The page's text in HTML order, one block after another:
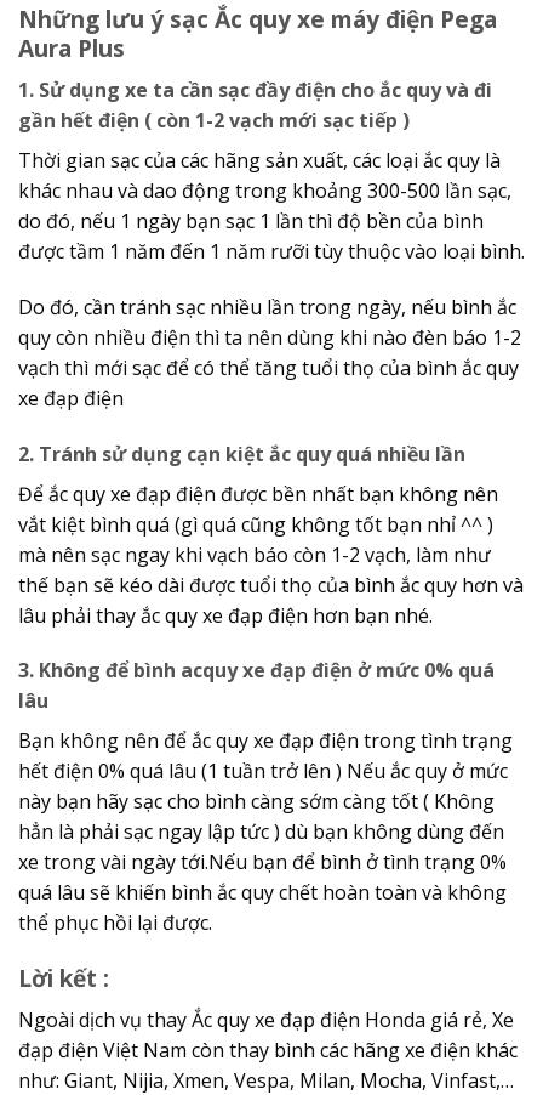
Những lưu ý sạc Ắc quy xe máy điện Pega
Aura Plus
1. Sử dụng xe ta cần sạc đầy điện cho ắc quy và đi
gần hết điện ( còn 1-2 vạch mới sạc tiếp )
Thời gian sạc của các hãng sản xuất, các loại ắc quy là
khác nhau và dao động trong khoảng 300-500 lần sạc,
do đó, nếu 1 ngày bạn sạc 1 lần thì độ bền của bình
được tầm 1 năm đến 1 năm rưỡi tùy thuộc vào loại bình.
Do đó, cần tránh sạc nhiều lần trong ngày, nếu bình ắc
quy còn nhiều điện thì ta nên dùng khi nào đèn báo 1-2
vạch thì mới sạc để có thể tăng tuổi thọ của bình ắc quy
xe đạp điện
2. Tránh sử dụng cạn kiệt ắc quy quá nhiều lần
Để ắc quy xe đạp điện được bền nhất bạn không nên
vắt kiệt bình quá (gì quá cũng không tốt bạn nhỉ ^^ )
mà nên sạc ngay khi vạch báo còn 1-2 vạch, làm như
thế bạn sẽ kéo dài được tuổi thọ của bình ắc quy hơn và
lâu phải thay ắc quy xe đạp điện hơn bạn nhé.
3. Không để bình acquy xe đạp điện ở mức 0% quá
lâu
Bạn không nên để ắc quy xe đạp điện trong tình trạng
hết điện 0% quá lâu (1 tuần trở lên ) Nếu ắc quy ở mức
này bạn hãy sạc cho bình càng sớm càng tốt ( Không
hẳn là phải sạc ngay lập tức ) dù bạn không dùng đến
xe trong vài ngày tới.Nếu bạn để bình ở tình trạng 0%
quá lâu sẽ khiến bình ắc quy chết hoàn toàn và không
thể phục hồi lại được.
Lời kết :
Ngoài dịch vụ thay Ắc quy xe đạp điện Honda giá rẻ, Xe
đạp điện Việt Nam còn thay bình các hãng xe điện khác
như: Giant, Nijia, Xmen, Vespa, Milan, Mocha, Vinfast,…